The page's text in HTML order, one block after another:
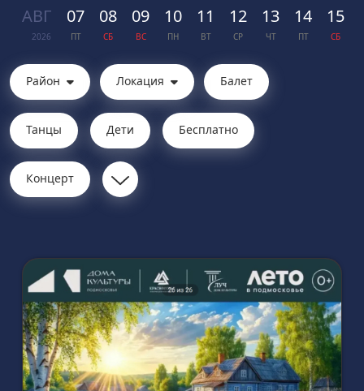
АВГ
2026
07
ПТ
08
СБ
09
ВС
10
ПН
11
ВТ
12
СР
13
ЧТ
14
ПТ
15
СБ
Район Локация Балет
Танцы Дети Бесплатно
Концерт